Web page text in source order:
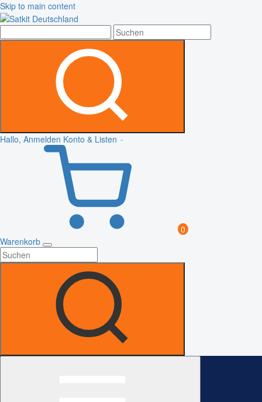
Skip to main content
Hallo, Anmelden Konto & Listen
0
Warenkorb